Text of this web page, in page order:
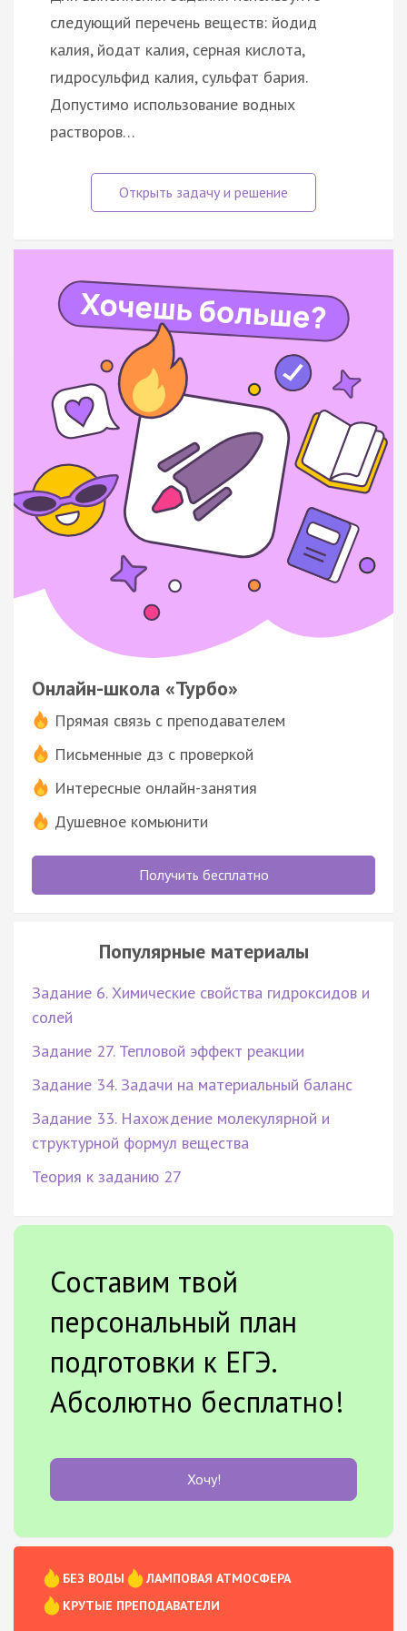
следующий перечень веществ: йодид
калия, йодат калия, серная кислота,
гидросульфид калия, сульфат бария.
Допустимо использование водных
растворов…
Онлайн-школа «Турбо»
Прямая связь с преподавателем
Письменные дз с проверкой
Интересные онлайн-занятия
Душевное комьюнити
Получить бесплатно
Популярные материалы
Задание 6. Химические свойства гидроксидов и
солей
Задание 27. Тепловой эффект реакции
Задание 34. Задачи на материальный баланс
Задание 33. Нахождение молекулярной и
структурной формул вещества
Теория к заданию 27
Составим твой
персональный план
подготовки к ЕГЭ.
Абсолютно бесплатно!
Хочу!
БЕЗ ВОДЫ
ЛАМПОВАЯ АТМОСФЕРА
КРУТЫЕ ПРЕПОДАВАТЕЛИ